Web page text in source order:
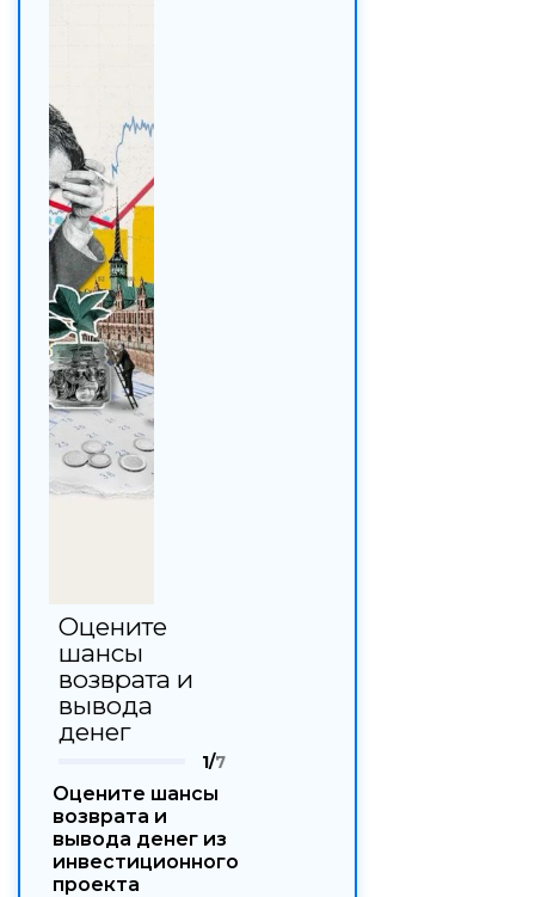
Оцените
шансы
возврата и
вывода
денег
1/7
Оцените шансы
возврата и
вывода денег из
инвестиционного
проекта